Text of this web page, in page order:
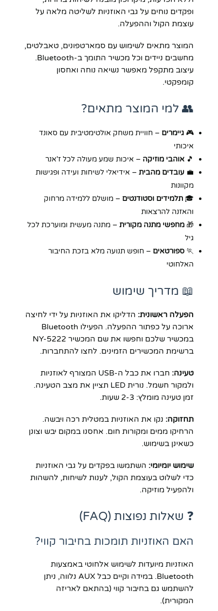
ופקדים נוחים על גבי האוזניות לשליטה מלאה על
עוצמת הקול וההפעלה.
המוצר מתאים לשימוש עם סמארטפונים, טאבלטים,
מחשבים ניידים וכל מכשיר התומך ב-Bluetooth.
עיצוב מתקפל מאפשר נשיאה נוחה ואחסון
קומפקטי.
👥 למי המוצר מתאים?
🎮 גיימרים – חוויית משחק אולטימטיבית עם סאונד
איכותי
🎵 אוהבי מוזיקה – איכות שמע מעולה לכל ז'אנר
💼 עובדים מהבית – אידיאלי לשיחות ועידה ופגישות
מקוונות
🎓 תלמידים וסטודנטים – מושלם ללמידה מרחוק
והאזנה להרצאות
🎁 מחפשי מתנה מקורית – מתנה מעשית ומוערכת לכל
גיל
🏃 ספורטאים – חופש תנועה מלא בזכת החיבור
האלחוטי
📖 מדריך שימוש
הפעלה ראשונית: הדליקו את האוזניות על ידי לחיצה
ארוכה על כפתור ההפעלה. הפעילו Bluetooth
במכשיר שלכם וחפשו את שם המכשיר NY-5222
ברשימת המכשירים הזמינים. לחצו להתחברות.
טעינה:
חברו את כבל ה-USB המצורף לאוזניות
ולמקור חשמל. נורית LED תציין את מצב הטעינה.
זמן טעינה מומלץ: 2-3 שעות.
תחזוקה: נקו את האוזניות במטלית רכה ויבשה.
הרחיקו ממים ומקורות חום. אחסנו במקום יבש וצונן
כשאינן בשימוש.
שימוש יומיומי: השתמשו בפקדים על גבי האוזניות
כדי לשלוט בעוצמת הקול, לענות לשיחות, להשהות
ולהפעיל מוזיקה.
❓ שאלות נפוצות (FAQ)
האם האוזניות תומכות בחיבור קווי?
האוזניות מיועדות לשימוש אלחוטי באמצעות
Bluetooth. במידה וקיים כבל AUX נלווה, ניתן
להשתמש גם בחיבור קווי (בהתאם לאריזה
המקורית).